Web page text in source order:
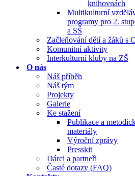
knihovnách
Multikulturní
programy pro 2.
a SŠ
Začleňování dětí a žáků s
Komunitní aktivity
Interkulturní kluby na ZŠ
O nás
Náš příběh
Náš tým
Projekty
Galerie
Ke stažení
Publikace a
materiály
Výroční zprávy
Presskit
Dárci a partneři
Časté dotazy (FAQ)